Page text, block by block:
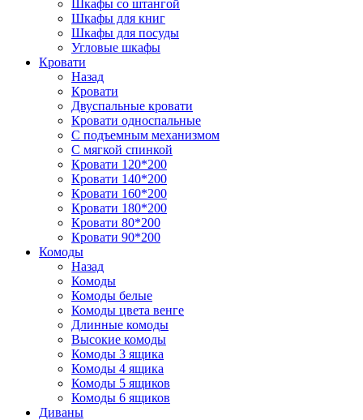
Шкафы со штангой
Шкафы для книг
Шкафы для посуды
Угловые шкафы
Кровати
Назад
Кровати
Двуспальные кровати
Кровати односпальные
С подъемным механизмом
С мягкой спинкой
Кровати 120*200
Кровати 140*200
Кровати 160*200
Кровати 180*200
Кровати 80*200
Кровати 90*200
Комоды
Назад
Комоды
Комоды белые
Комоды цвета венге
Длинные комоды
Высокие комоды
Комоды 3 ящика
Комоды 4 ящика
Комоды 5 ящиков
Комоды 6 ящиков
Диваны